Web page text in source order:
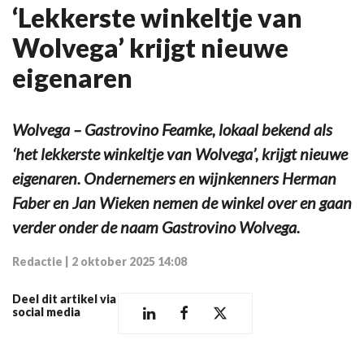
‘Lekkerste winkeltje van
Wolvega’ krijgt nieuwe
eigenaren
Wolvega – Gastrovino Feamke, lokaal bekend als
‘het lekkerste winkeltje van Wolvega’, krijgt nieuwe
eigenaren. Ondernemers en wijnkenners Herman
Faber en Jan Wieken nemen de winkel over en gaan
verder onder de naam Gastrovino Wolvega.
Redactie 2 oktober 2025 14:08
Deel dit artikel via
social media